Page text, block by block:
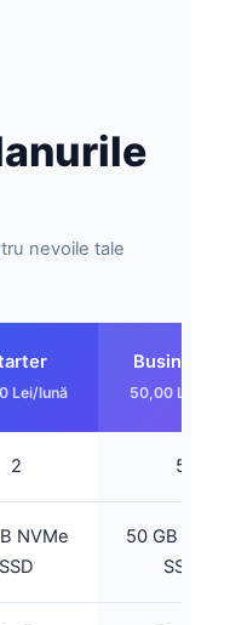
nevoile tale
Lei/lună
Business ⭐
50,00 Lei/
2 5
NVMe
SSD
50 GB
SSD